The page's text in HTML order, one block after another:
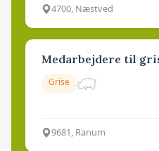
4700, Næstved
Medarbejdere til
Grise
9681, Ranum